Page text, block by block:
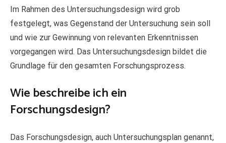
Im Rahmen des Untersuchungsdesign wird grob
festgelegt, was Gegenstand der Untersuchung sein soll
und wie zur Gewinnung von relevanten Erkenntnissen
vorgegangen wird. Das Untersuchungsdesign bildet die
Grundlage für den gesamten Forschungsprozess.
Wie beschreibe ich ein
Forschungsdesign?
Das Forschungsdesign, auch Untersuchungsplan genannt,